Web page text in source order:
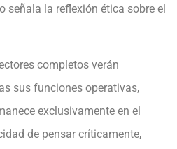
señala la reflexión ética sobre el
completos verán
sus funciones operativas,
exclusivamente en el
de pensar críticamente,